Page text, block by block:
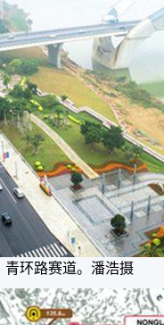
青环路赛道。潘浩摄